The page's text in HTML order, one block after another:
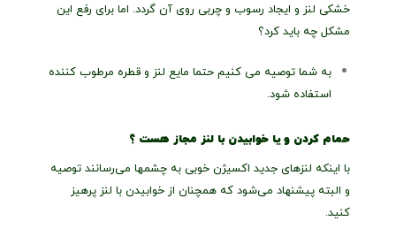
خشکی لنز و ایجاد رسوب و چربی روی آن گردد. اما برای رفع این
مشکل چه باید کرد؟
به شما توصیه می کنیم حتما مایع لنز و قطره مرطوب کننده
استفاده شود.
حمام کردن و یا خوابیدن با لنز مجاز هست ؟
با اینکه لنزهای جدید اکسیژن خوبی به چشمها می‌رسانند توصیه
و البته پیشنهاد می‌شود که همچنان از خوابیدن با لنز پرهیز
کنید.